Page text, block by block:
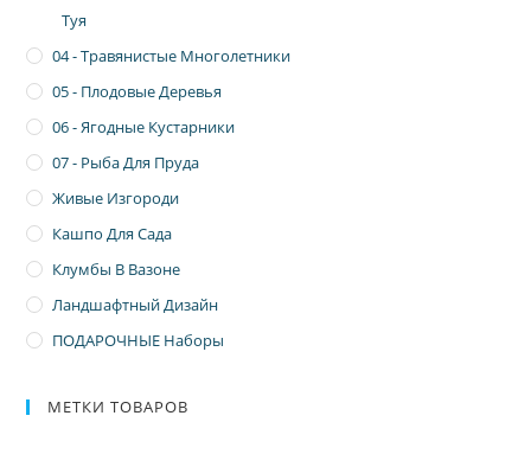
Туя
04 - Травянистые Многолетники
05 - Плодовые Деревья
06 - Ягодные Кустарники
07 - Рыба Для Пруда
Живые Изгороди
Кашпо Для Сада
Клумбы В Вазоне
Ландшафтный Дизайн
ПОДАРОЧНЫЕ Наборы
МЕТКИ ТОВАРОВ